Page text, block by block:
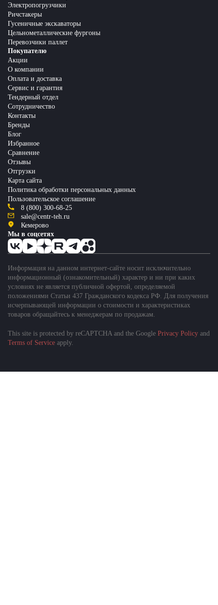
Электропогрузчики
Ричстакеры
Гусеничные экскаваторы
Цельнометаллические фургоны
Перевозчики паллет
Покупателю
Акции
О компании
Оплата и доставка
Сервис и гарантия
Тендерный отдел
Сотрудничество
Контакты
Бренды
Блог
Избранное
Сравнение
Отзывы
Отгрузки
Карта сайта
Политика обработки персональных данных
Пользовательское соглашение
8 (800) 300-68-25
sale@centr-teh.ru
Кемерово
Мы в соцсетях
Информация на данном интернет-сайте носит исключительно
информационный (ознакомительный) характер и ни при каких
условиях не является публичной офертой, определяемой
положениями Статьи 437 Гражданского кодекса РФ. Для получения
исчерпывающей информации о стоимости и характеристиках
товаров обращайтесь к менеджерам по продажам.
This site is protected by reCAPTCHA and the Google Privacy Policy and
Terms of Service apply.